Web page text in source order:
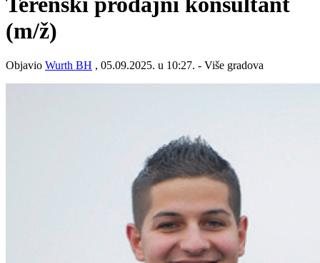
(m/ž)
Objavio Wurth BH , 05.09.2025. u 10:27. - Više gradova